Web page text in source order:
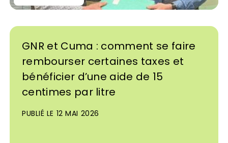
GNR et Cuma : comment se faire
rembourser certaines taxes et
bénéficier d’une aide de 15
centimes par litre
PUBLIÉ LE 12 MAI 2026